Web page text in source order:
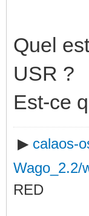
Quel
USR ?
Est-ce
▶ calaos-
Wago_2.2/
RED